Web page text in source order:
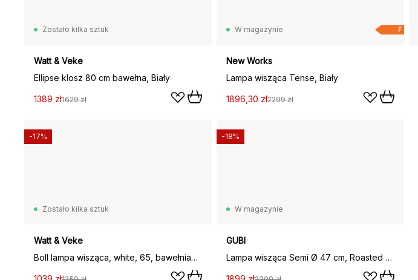
Zostało kilka sztuk
Watt & Veke
Ellipse klosz 80 cm bawełna, Biały
1389 zł1629 zł
F
W magazynie
New Works
Lampa wisząca Tense, Biały
1896,30 zł2299 zł
Zostało kilka sztuk
Watt & Veke
Boll lampa wisząca, white, 65, bawełniany dżersej
-17%
W magazynie
GUBI
Lampa wisząca Semi Ø 47 cm, Roasted pumpkin glossy
-18%